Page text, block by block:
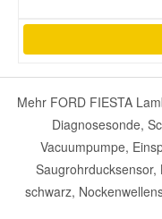
Mehr FORD FIESTA
Diagnosesonde,
Vacuumpumpe,
schwarz,